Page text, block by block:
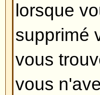
forum dans
langue dont
vous alors